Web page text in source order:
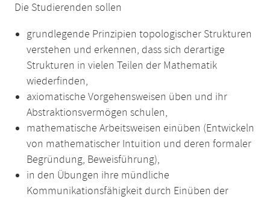
Die Studierenden sollen
grundlegende Prinzipien topologischer Strukturen
verstehen und erkennen, dass sich derartige
Strukturen in vielen Teilen der Mathematik
wiederfinden,
axiomatische Vorgehensweisen üben und ihr
Abstraktionsvermögen schulen,
mathematische Arbeitsweisen einüben (Entwickeln
von mathematischer Intuition und deren formaler
Begründung, Beweisführung),
in den Übungen ihre mündliche
Kommunikationsfähigkeit durch Einüben der